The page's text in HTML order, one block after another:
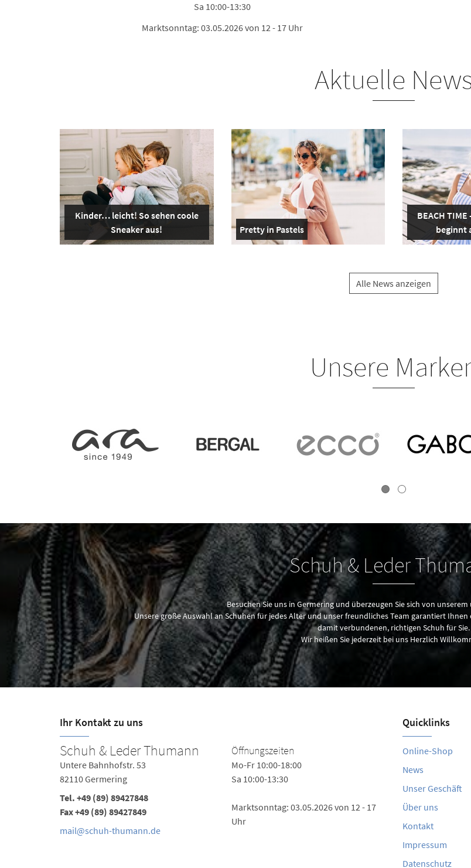
Sa 10:00-13:30
Marktsonntag: 03.05.2026 von 12 - 17 Uhr
Aktuelle
Kinder… leicht! So sehen coole
Sneaker aus!
Pretty in Pastels
BEACH
beginnt
Alle News anzeigen
Unsere
Schuh & Leder
Besuchen Sie uns in Germering und überzeugen Sie sich von
Unsere große Auswahl an Schuhen für jedes Alter und unser freundliches Team garantiert
damit verbundenen, richtigen Schuh für Sie.
Wir heißen Sie jederzeit bei uns Herzlich
Ihr Kontakt zu uns
Schuh & Leder Thumann
Untere Bahnhofstr. 53
82110 Germering
Tel. +49 (89) 89427848
Fax +49 (89) 89427849
mail@schuh-thumann.de
Öffnungszeiten
Mo-Fr 10:00-18:00
Sa 10:00-13:30
Marktsonntag: 03.05.2026 von 12 - 17
Uhr
Quicklinks
Online-Shop
News
Unser Geschäft
Über uns
Kontakt
Impressum
Datenschutz